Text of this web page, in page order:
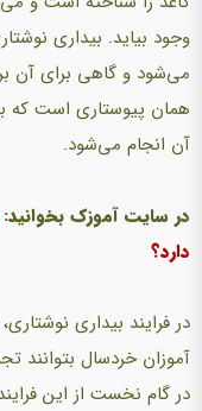
وجود بیاید. بیداری
می‌شود و گاهی برای آن
همان پیوستاری است که
آن انجام می‌شود.
در سایت آموزک بخوانید:
دارد؟
در فرایند بیداری نوشتاری،
آموزان خردسال بتوانند
در گام نخست از این